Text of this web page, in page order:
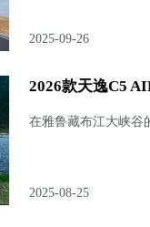
2025-09-26
2026款天逸C5
在雅鲁藏布江大峡谷
2025-08-25